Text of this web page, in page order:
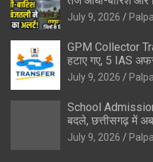
July 9, 2026
GPM Collector
हटाए गए, 5 IAS
July 9, 2026
School
बदले, छत्तीसगढ़ में
July 9, 2026